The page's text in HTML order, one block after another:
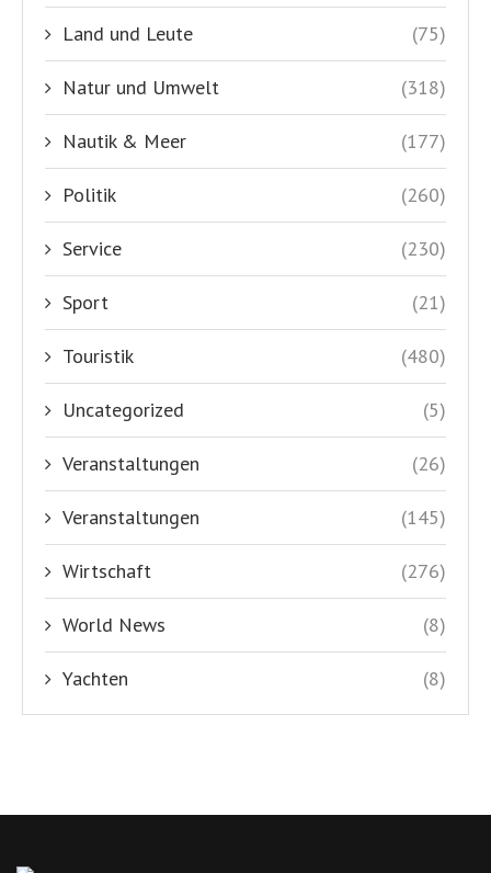
Land und Leute (75)
Natur und Umwelt (318)
Nautik & Meer (177)
Politik (260)
Service (230)
Sport (21)
Touristik (480)
Uncategorized (5)
Veranstaltungen (26)
Veranstaltungen (145)
Wirtschaft (276)
World News (8)
Yachten (8)